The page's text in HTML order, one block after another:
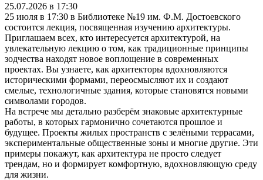
25.07.2026 в 17:30
25 июля в 17:30 в Библиотеке №19 им. Ф.М. Достоевского
состоится лекция, посвященная изучению архитектуры.
Приглашаем всех, кто интересуется архитектурой, на
увлекательную лекцию о том, как традиционные принципы
зодчества находят новое воплощение в современных
проектах. Вы узнаете, как архитекторы вдохновляются
историческими формами, переосмысляют их и создают
смелые, технологичные здания, которые становятся новыми
символами городов.
На встрече мы детально разберём знаковые архитектурные
работы, в которых гармонично сочетаются прошлое и
будущее. Проекты жилых пространств с зелёными террасами,
экспериментальные общественные зоны и многие другие. Эти
примеры покажут, как архитектура не просто следует
трендам, но и формирует комфортную, вдохновляющую среду
для жизни.